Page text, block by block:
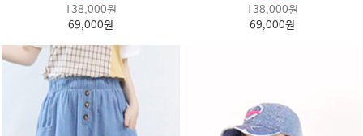
138,000원
69,000원
138,000원
69,000원